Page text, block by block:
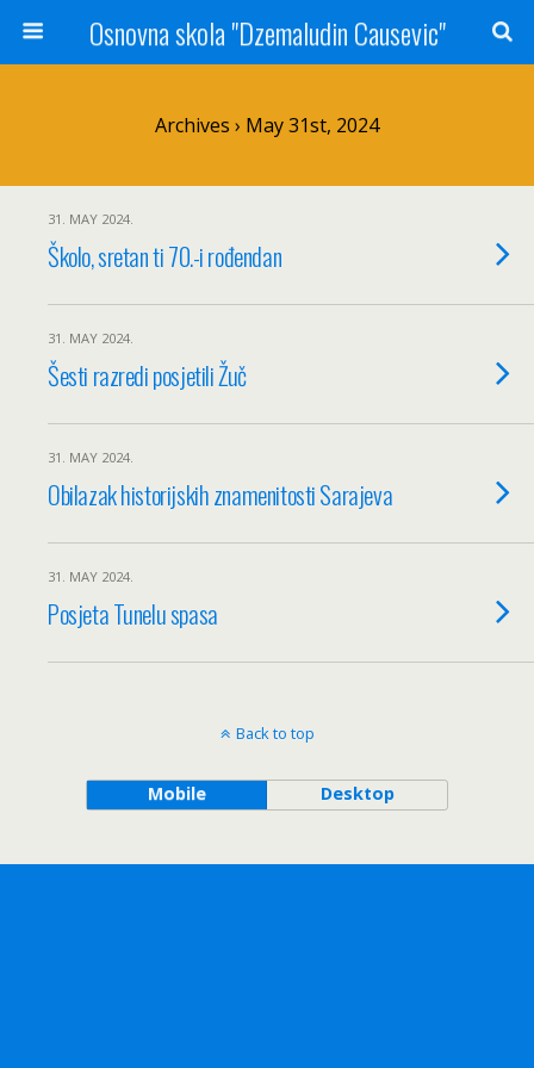
Osnovna skola "Dzemaludin Causevic"
Archives › May 31st, 2024
31. MAY 2024.
Školo, sretan ti 70.-i rođendan
31. MAY 2024.
Šesti razredi posjetili Žuč
31. MAY 2024.
Obilazak historijskih znamenitosti Sarajeva
31. MAY 2024.
Posjeta Tunelu spasa
Back to top
Mobile Desktop